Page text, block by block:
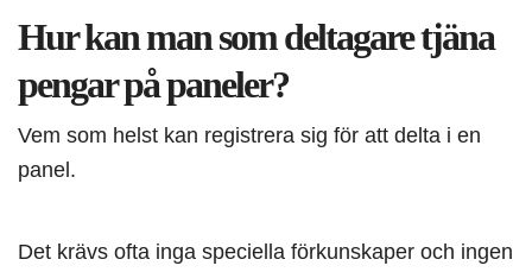
Hur kan man som deltagare tjäna
pengar på paneler?
Vem som helst kan registrera sig för att delta i en
panel.
Det krävs ofta inga speciella förkunskaper och ingen